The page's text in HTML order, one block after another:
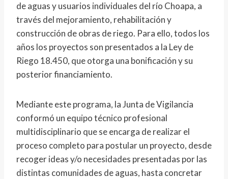
de aguas y usuarios individuales del río Choapa, a
través del mejoramiento, rehabilitación y
construcción de obras de riego. Para ello, todos los
años los proyectos son presentados a la Ley de
Riego 18.450, que otorga una bonificación y su
posterior financiamiento.
Mediante este programa, la Junta de Vigilancia
conformó un equipo técnico profesional
multidisciplinario que se encarga de realizar el
proceso completo para postular un proyecto, desde
recoger ideas y/o necesidades presentadas por las
distintas comunidades de aguas, hasta concretar